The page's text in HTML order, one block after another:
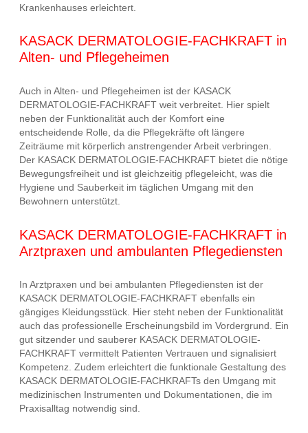
Krankenhauses erleichtert.
KASACK DERMATOLOGIE-FACHKRAFT in
Alten- und Pflegeheimen
Auch in Alten- und Pflegeheimen ist der KASACK
DERMATOLOGIE-FACHKRAFT weit verbreitet. Hier spielt
neben der Funktionalität auch der Komfort eine
entscheidende Rolle, da die Pflegekräfte oft längere
Zeiträume mit körperlich anstrengender Arbeit verbringen.
Der KASACK DERMATOLOGIE-FACHKRAFT bietet die nötige
Bewegungsfreiheit und ist gleichzeitig pflegeleicht, was die
Hygiene und Sauberkeit im täglichen Umgang mit den
Bewohnern unterstützt.
KASACK DERMATOLOGIE-FACHKRAFT in
Arztpraxen und ambulanten Pflegediensten
In Arztpraxen und bei ambulanten Pflegediensten ist der
KASACK DERMATOLOGIE-FACHKRAFT ebenfalls ein
gängiges Kleidungsstück. Hier steht neben der Funktionalität
auch das professionelle Erscheinungsbild im Vordergrund. Ein
gut sitzender und sauberer KASACK DERMATOLOGIE-
FACHKRAFT vermittelt Patienten Vertrauen und signalisiert
Kompetenz. Zudem erleichtert die funktionale Gestaltung des
KASACK DERMATOLOGIE-FACHKRAFTs den Umgang mit
medizinischen Instrumenten und Dokumentationen, die im
Praxisalltag notwendig sind.